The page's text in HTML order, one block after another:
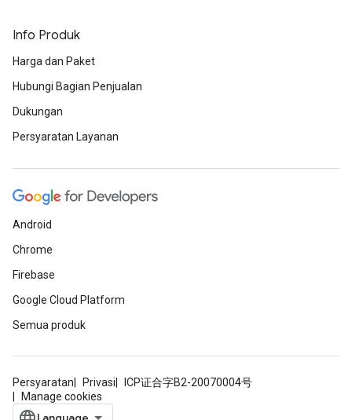
Info Produk
Harga dan Paket
Hubungi Bagian Penjualan
Dukungan
Persyaratan Layanan
Android
Chrome
Firebase
Google Cloud Platform
Semua produk
Persyaratan Privasi
ICP证合字B2-20070004号
Manage cookies